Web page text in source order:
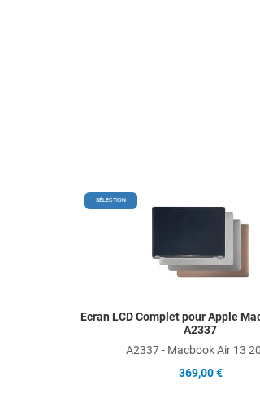
Add to Wishlist
SÉLECTION
Ecran LCD Complet pour Apple
A2337
A2337 - Macbook Air 13
369,00 €